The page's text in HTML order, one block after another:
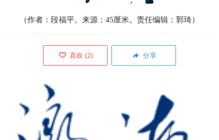
（作者： 段福平。来源：45厘米。责任编辑：郭琦）
喜欢 (2) 分享